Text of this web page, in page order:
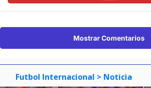
Mostrar Comentarios
Futbol Internacional > Noticia